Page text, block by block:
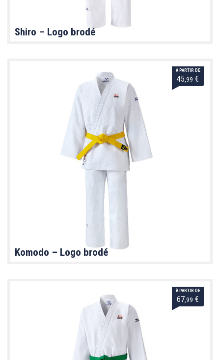
Shiro – Logo brodé
À PARTIR DE
45 ,99 €
Komodo – Logo brodé
À PARTIR DE
67,99 €